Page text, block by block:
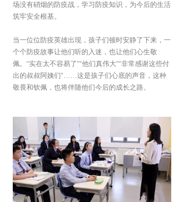
场没有硝烟的防疫战，学习防疫知识，为今后的生活
筑牢安全根基。
当一位位防疫英雄出现，孩子们顿时安静了下来，一
个个防疫故事让他们听的入迷，也让他们心生敬
佩。“实在太不容易了”“他们真伟大”“非常感谢这些付
出的叔叔阿姨们”……这是孩子们心底的声音，这种
敬畏和钦佩，也将伴随他们今后的成长之路。